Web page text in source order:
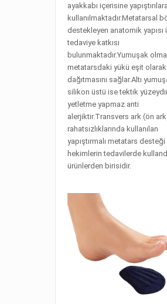
ayakkabı içerisine
kullanılmaktadır.Metatarsal
destekleyen anatomik yapısı
tedaviye katkısı
bulunmaktadır.Yumuşak
metatarsdaki yükü eşit olarak
dağıtmasını sağlar.Altı
silikon üstü ise tektik
yetletme yapmaz anti
alerjiktir.Transvers ark (ön
rahatsızlıklarında kullanılan
yapıştırmalı metatars desteği
hekimlerin tedavilerde
ürünlerden birisidir.